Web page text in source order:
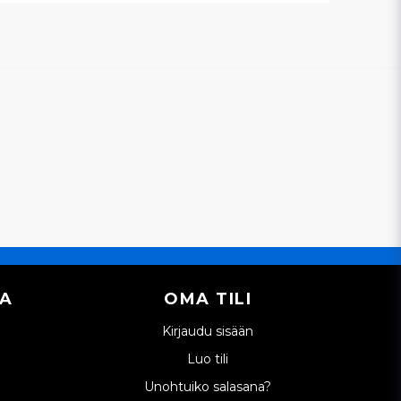
OMA TILI
Kirjaudu sisään
Luo tili
Unohtuiko salasana?